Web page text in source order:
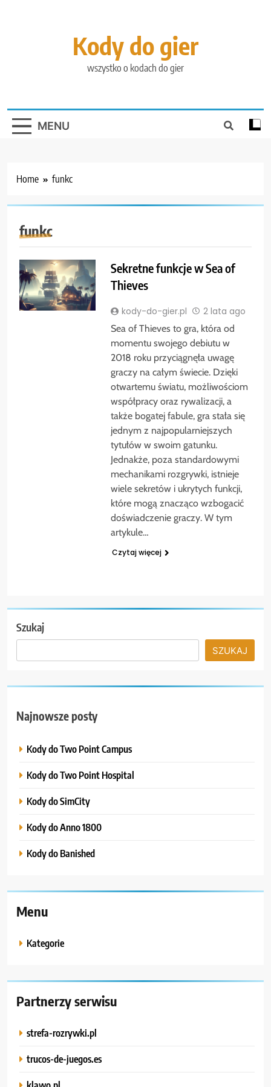
Kody do gier
wszystko o kodach do gier
MENU
Home funkc
funkc
Sekretne funkcje w Sea of
Thieves
kody-do-gier.pl 2 lata ago
Sea of Thieves to gra, która od
momentu swojego debiutu w
2018 roku przyciągnęła uwagę
graczy na całym świecie. Dzięki
otwartemu światu, możliwościom
współpracy oraz rywalizacji, a
także bogatej fabule, gra stała się
jednym z najpopularniejszych
tytułów w swoim gatunku.
Jednakże, poza standardowymi
mechanikami rozgrywki, istnieje
wiele sekretów i ukrytych funkcji,
które mogą znacząco wzbogacić
doświadczenie graczy. W tym
artykule…
Czytaj więcej
Szukaj
SZUKAJ
Najnowsze posty
Kody do Two Point Campus
Kody do Two Point Hospital
Kody do SimCity
Kody do Anno 1800
Kody do Banished
Menu
Kategorie
Partnerzy serwisu
strefa-rozrywki.pl
trucos-de-juegos.es